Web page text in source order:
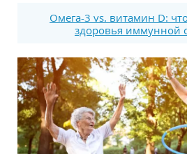
Омега-3 vs. витамин D:
здоровья иммунной